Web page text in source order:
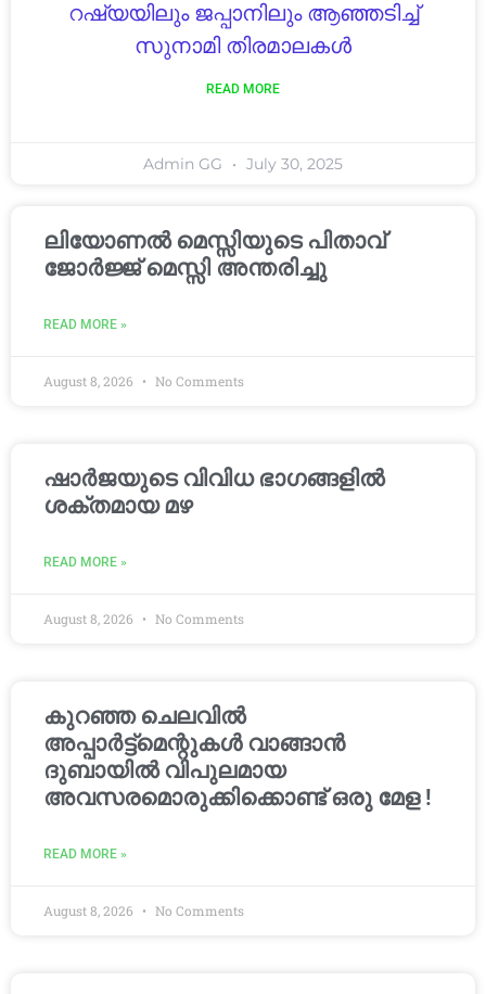
റഷ്യയിലും ജപ്പാനിലും ആഞ്ഞടിച്ച്
സുനാമി തിരമാലകൾ
READ MORE
Admin GG July 30, 2025
ലിയോണൽ മെസ്സിയുടെ പിതാവ്
ജോർജ്ജ് മെസ്സി അന്തരിച്ചു
READ MORE »
August 8, 2026 No Comments
ഷാർജയുടെ വിവിധ ഭാഗങ്ങളിൽ
ശക്തമായ മഴ
READ MORE »
August 8, 2026 No Comments
കുറഞ്ഞ ചെലവിൽ
അപ്പാർട്ട്മെന്റുകൾ വാങ്ങാൻ
ദുബായിൽ വിപുലമായ
അവസരമൊരുക്കിക്കൊണ്ട് ഒരു മേള !
READ MORE »
August 8, 2026 No Comments